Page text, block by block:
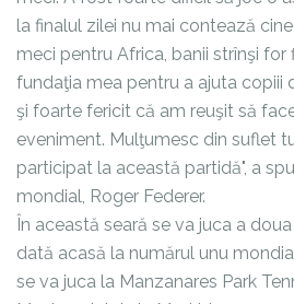
la finalul zilei nu mai contează
meci pentru Africa, banii strînşi
fundaţia mea pentru a ajuta copiii
şi foarte fericit că am reuşit să
eveniment. Mulţumesc din suflet
participat la această partidă", a
mondial, Roger Federer.
În această seară se va juca a
dată acasă la numărul unu
se va juca la Manzanares Park